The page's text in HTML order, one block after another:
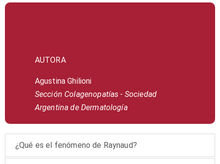
AUTORA
Agustina Ghilioni
Sección Colagenopatías - Sociedad
Argentina de Dermatología
¿Qué es el fenómeno de Raynaud?